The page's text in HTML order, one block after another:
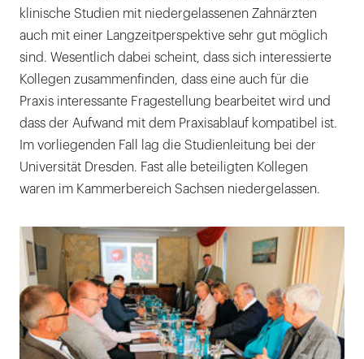
klinische Studien mit niedergelassenen Zahnärzten
auch mit einer Langzeitperspektive sehr gut möglich
sind. Wesentlich dabei scheint, dass sich interessierte
Kollegen zusammenfinden, dass eine auch für die
Praxis interessante Fragestellung bearbeitet wird und
dass der Aufwand mit dem Praxisablauf kompatibel ist.
Im vorliegenden Fall lag die Studienleitung bei der
Universität Dresden. Fast alle beteiligten Kollegen
waren im Kammerbereich Sachsen niedergelassen.